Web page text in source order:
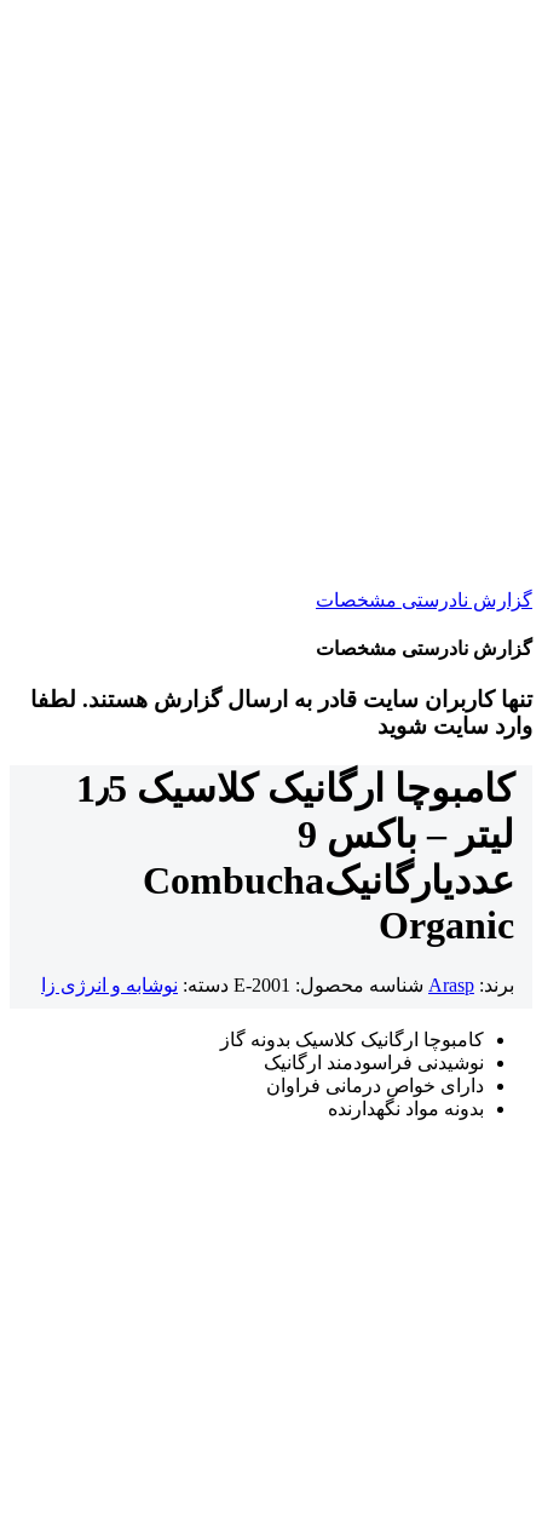
گزارش نادرستی مشخصات
گزارش نادرستی مشخصات
تنها کاربران سایت قادر به ارسال گزارش هستند. لطفا
وارد سایت شوید
کامبوچا ارگانیک کلاسیک 1٫5
لیتر – باکس 9
عددیارگانیکCombucha
Organic
برند: Arasp شناسه محصول: E-2001 دسته: نوشابه و انرژی زا
کامبوچا ارگانیک کلاسیک بدونه گاز
نوشیدنی فراسودمند ارگانیک
دارای خواص درمانی فراوان
بدونه مواد نگهدارنده